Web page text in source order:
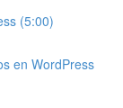
(5:00)
en WordPress